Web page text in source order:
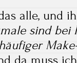
alle, und
sind bei
da muss